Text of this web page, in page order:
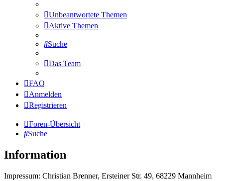
Unbeantwortete Themen
Aktive Themen
Suche
Das Team
FAQ
Anmelden
Registrieren
Foren-Übersicht
Suche
Information
Impressum: Christian Brenner, Ersteiner Str. 49, 68229 Mannheim